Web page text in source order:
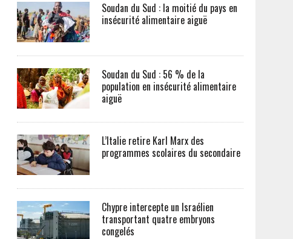
Soudan du Sud : la moitié du pays en
insécurité alimentaire aiguë
Soudan du Sud : 56 % de la
population en insécurité alimentaire
aiguë
L’Italie retire Karl Marx des
programmes scolaires du secondaire
Chypre intercepte un Israélien
transportant quatre embryons
congelés